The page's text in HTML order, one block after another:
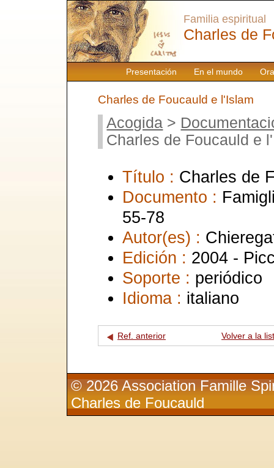
Presentación En el mundo
Familia espiritual
Charles de
Charles de Foucauld e l'Islam
Acogida >
Charles de Foucauld e
Título : Charles de
Documento :
55-78
Autor(es) :
Edición : 2004 -
Soporte : periódico
Idioma : italiano
Ref. anterior Volver a la
© 2026 Association Famille
Charles de Foucauld